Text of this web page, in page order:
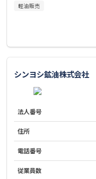
軽油販売
シンヨシ鉱油株式会社
法人番号
住所
電話番号
従業員数